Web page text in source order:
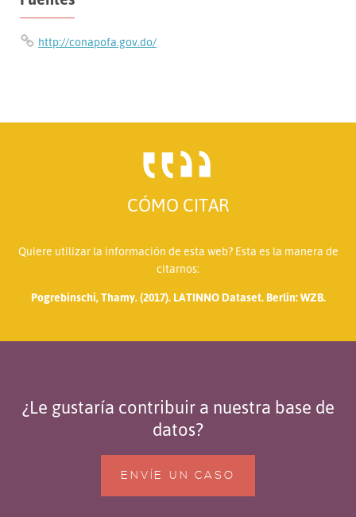
http://conapofa.gov.do/
CÓMO CITAR
Quiere utilizar la información de esta web? Esta es la manera de
citarnos:
Pogrebinschi, Thamy. (2017). LATINNO Dataset. Berlin: WZB.
¿Le gustaría contribuir a nuestra base de
datos?
ENVÍE UN CASO